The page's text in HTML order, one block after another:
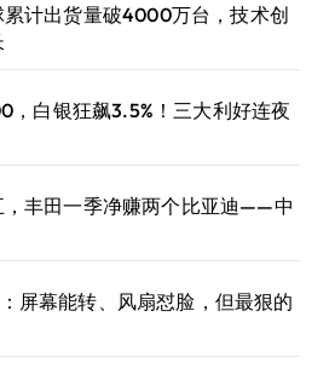
计出货量破4000万台，技术创
，白银狂飙3.5%！三大利好连夜
，丰田一季净赚两个比亚迪——中
屏幕能转、风扇怼脸，但最狠的